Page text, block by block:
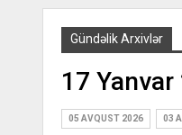
Gündəlik Arxivlər
17 Yanvar
05 AVQUST 2026 03